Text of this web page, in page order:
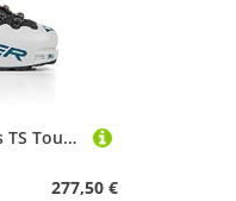
Fischer Damen Travers TS Tourenskischuhe, White-Blue, 25,5
277,50 €